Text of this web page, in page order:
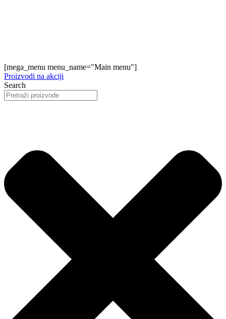
[mega_menu menu_name="Main menu"]
Proizvodi na akciji
Search